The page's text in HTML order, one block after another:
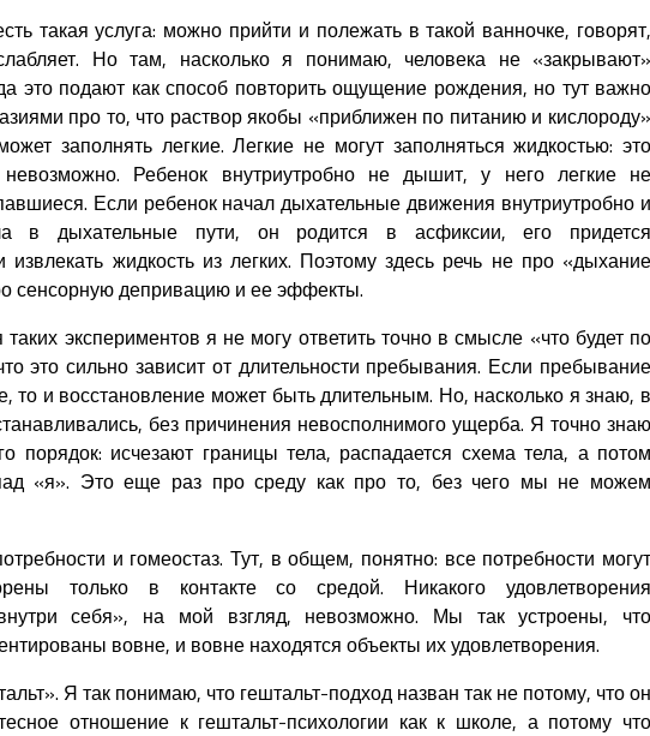
такая услуга: можно прийти и полежать в такой ванночке, говорят,
Но там, насколько я понимаю, человека не «закрывают»
это подают как способ повторить ощущение рождения, но тут важно
про то, что раствор якобы «приближен по питанию и кислороду»
заполнять легкие. Легкие не могут заполняться жидкостью: это
невозможно. Ребенок внутриутробно не дышит, у него легкие не
Если ребенок начал дыхательные движения внутриутробно и
в дыхательные пути, он родится в асфиксии, его придется
извлекать жидкость из легких. Поэтому здесь речь не про «дыхание
сенсорную депривацию и ее эффекты.
экспериментов я не могу ответить точно в смысле «что будет по
это сильно зависит от длительности пребывания. Если пребывание
то и восстановление может быть длительным. Но, насколько я знаю, в
без причинения невосполнимого ущерба. Я точно знаю
порядок: исчезают границы тела, распадается схема тела, а потом
«я». Это еще раз про среду как про то, без чего мы не можем
и гомеостаз. Тут, в общем, понятно: все потребности могут
только в контакте со средой. Никакого удовлетворения
себя», на мой взгляд, невозможно. Мы так устроены, что
вовне, и вовне находятся объекты их удовлетворения.
Я так понимаю, что гештальт-подход назван так не потому, что он
отношение к гештальт-психологии как к школе, а потому что